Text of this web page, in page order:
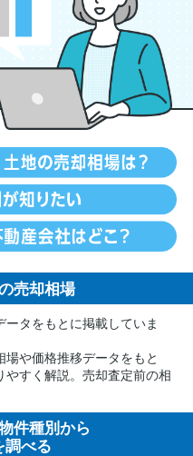
売却相場
タをもとに掲載していま
や価格推移データをもと
やすく解説。売却査定前の相
件種別から
調べる